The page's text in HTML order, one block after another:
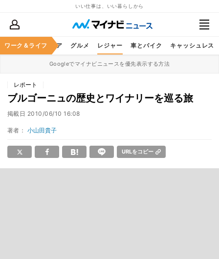
いい仕事は、いい暮らしから
ワーク＆ライフ
暮らし ヘルスケア グルメ レジャー 車とバイク キャッシュレス
Googleでマイナビニュースを優先表示する方法
レポート
ブルゴーニュの歴史とワイナリーを巡る旅
掲載日 2010/06/10 16:08
著者： 小山田貴子
URLをコピー